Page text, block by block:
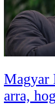
Magyar
arra,